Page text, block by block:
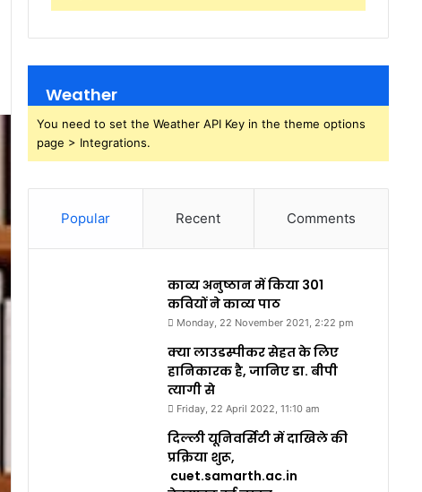
Weather
You need to set the Weather API Key in the theme options
page > Integrations.
Popular Recent Comments
काव्य अनुष्ठान में किया 301
कवियों ने काव्य पाठ
Monday, 22 November 2021, 2:22 pm
क्या लाउडस्पीकर सेहत के लिए
हानिकारक है, जानिए डा. बीपी
त्यागी से
Friday, 22 April 2022, 11:10 am
दिल्ली यूनिवर्सिटी में दाखिले की
प्रक्रिया शुरू,
cuet.samarth.ac.in